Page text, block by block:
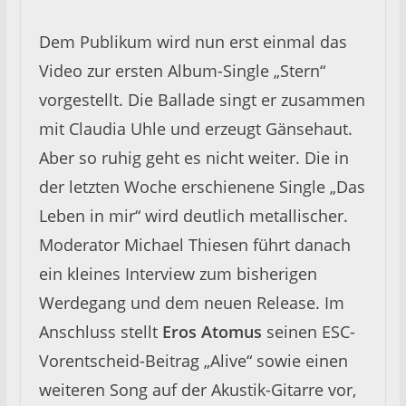
Dem Publikum wird nun erst einmal das
Video zur ersten Album-Single „Stern“
vorgestellt. Die Ballade singt er zusammen
mit Claudia Uhle und erzeugt Gänsehaut.
Aber so ruhig geht es nicht weiter. Die in
der letzten Woche erschienene Single „Das
Leben in mir“ wird deutlich metallischer.
Moderator Michael Thiesen führt danach
ein kleines Interview zum bisherigen
Werdegang und dem neuen Release. Im
Anschluss stellt Eros Atomus seinen ESC-
Vorentscheid-Beitrag „Alive“ sowie einen
weiteren Song auf der Akustik-Gitarre vor,